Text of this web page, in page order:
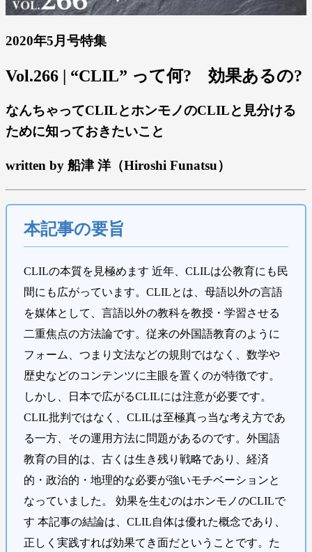
2020年5月号特集
Vol.266 | “CLIL” って何? 効果あるの?
なんちゃってCLILとホンモノのCLILと見分ける
ために知っておきたいこと
written by 船津 洋（Hiroshi Funatsu）
本記事の要旨
CLILの本質を見極めます 近年、CLILは公教育にも民
間にも広がっています。CLILとは、母語以外の言語
を媒体として、言語以外の教科を教授・学習させる
二重焦点の方法論です。従来の外国語教育のように
フォーム、つまり文法などの規則ではなく、数学や
歴史などのコンテンツに主眼を置くのが特徴です。
しかし、日本で広がるCLILには注意が必要です。
CLIL批判ではなく、CLILは至極真っ当な考え方であ
る一方、その運用方法に問題があるのです。外国語
教育の目的は、古くは生き残り戦略であり、経済
的・政治的・地理的な必要が強いモチベーションと
なっていました。 効果を生むのはホンモノのCLILで
す 本記事の結論は、CLIL自体は優れた概念であり、
正しく実践すれば効果てき面だということです。た